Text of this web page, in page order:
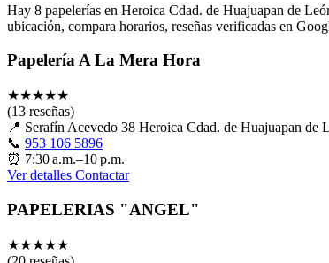
Hay 8 papelerías en Heroica Cdad. de Huajuapan de
ubicación, compara horarios, reseñas verificadas en
Papelería A La Mera Hora
★★★★★
(13 reseñas)
📍 Serafín Acevedo 38 Heroica Cdad. de Huajuapan de
📞 953 106 5896
⏰ 7:30 a.m.–10 p.m.
Ver detalles Contactar
PAPELERIAS "ANGEL"
★★★★★